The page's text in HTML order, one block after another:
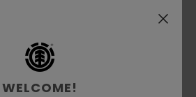
brossé 50 % coton recyclé,
WELCOME!